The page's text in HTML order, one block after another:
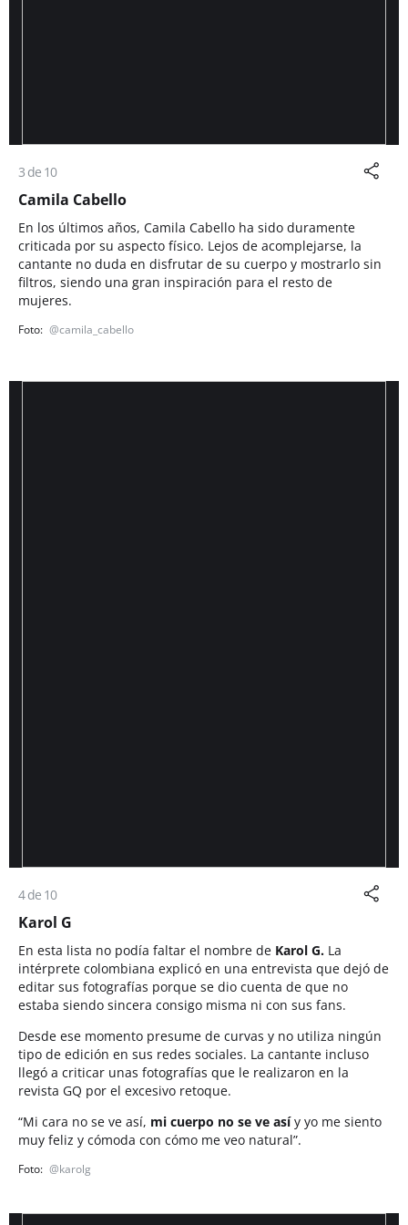
3 de 10
Camila Cabello
En los últimos años, Camila Cabello ha sido duramente
criticada por su aspecto físico. Lejos de acomplejarse, la
cantante no duda en disfrutar de su cuerpo y mostrarlo sin
filtros, siendo una gran inspiración para el resto de
mujeres.
@camila_cabello
4 de 10
Karol G
En esta lista no podía faltar el nombre de Karol G. La
intérprete colombiana explicó en una entrevista que dejó de
editar sus fotografías porque se dio cuenta de que no
estaba siendo sincera consigo misma ni con sus fans.
Desde ese momento presume de curvas y no utiliza ningún
tipo de edición en sus redes sociales. La cantante incluso
llegó a criticar unas fotografías que le realizaron en la
revista GQ por el excesivo retoque.
“Mi cara no se ve así, mi cuerpo no se ve asíy yo me siento
muy feliz y cómoda con cómo me veo natural”.
@karolg